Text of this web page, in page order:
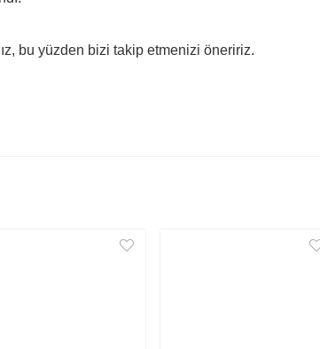
bu yüzden bizi takip etmenizi öneririz.